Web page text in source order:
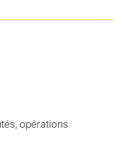
opérations